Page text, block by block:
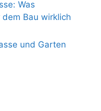
Was
Bau wirklich
und Garten